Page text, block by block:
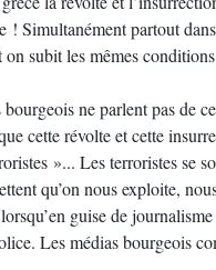
! Simultanément partout
subit les mêmes
ne parlent pas de
cette révolte et cette
»... Les terroristes se
qu’on nous exploite,
guise de
Les médias bourgeois